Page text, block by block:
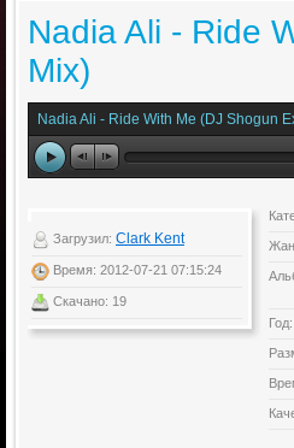
Nadia Ali - Ride
Mix)
Nadia Ali - Ride With Me (DJ Shogun
Загрузил: Clark Kent
Время: 2012-07-21 07:15:24
Скачано: 19
Год: